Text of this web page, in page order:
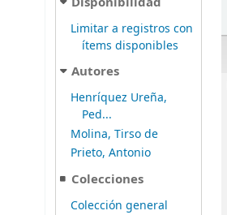
Limitar a registros con
ítems disponibles
Autores
Henríquez Ureña,
Ped...
Molina, Tirso de
Prieto, Antonio
Colecciones
Colección general